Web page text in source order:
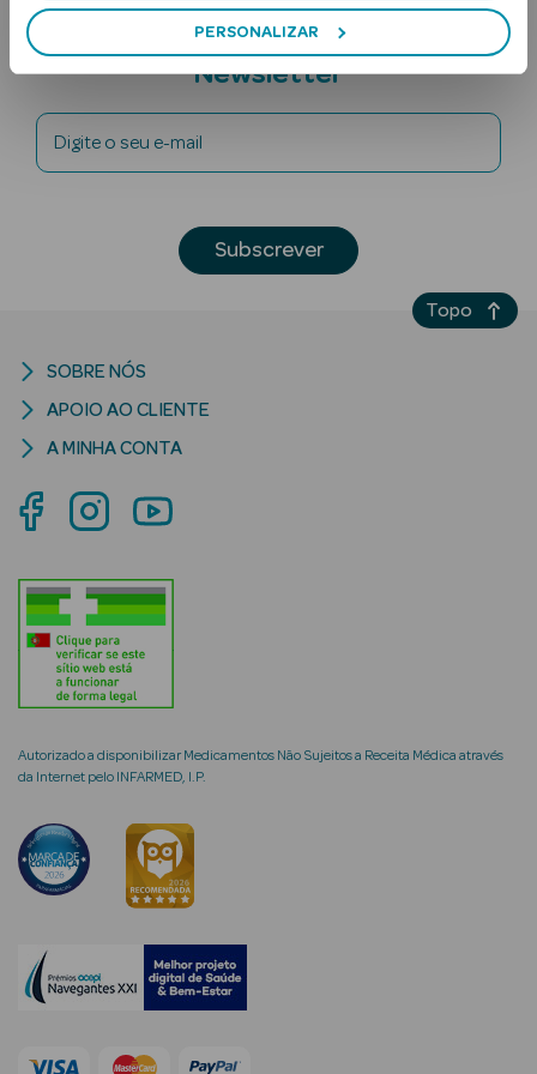
PERSONALIZAR
Rosto
Lábios
Criança
Rosto e
Ver Tudo
Cosmética
Hidratantes
Creme de Olhos
envelhecimento
Subscreva a
Newsletter
Digite o seu e-mail
Subscrever
Autorizado a disponibilizar Medicamentos Não Sujeitos a Receita Médica através
da Internet pelo INFARMED, I.P.
SOBRE NÓS
APOIO AO CLIENTE
A MINHA CONTA
Topo